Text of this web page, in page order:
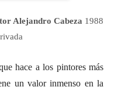
Alejandro Cabeza 1988
hace a los pintores más
un valor inmenso en la